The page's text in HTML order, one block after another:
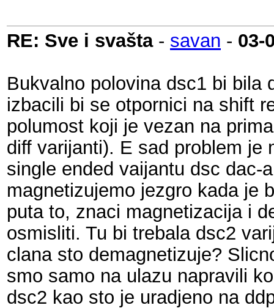
RE: Sve i svašta- savan - 03-
Bukvalno polovina dsc1 bi bila
izbacili bi se otpornici na shift
polumost koji je vezan na
diff varijanti). E sad problem je
single ended vaijantu dsc dac-
magnetizujemo jezgro kada je
puta to, znaci magnetizacija i
osmisliti. Tu bi trebala dsc2
clana sto demagnetizuje?
smo samo na ulazu napravili
dsc2 kao sto je uradjeno na